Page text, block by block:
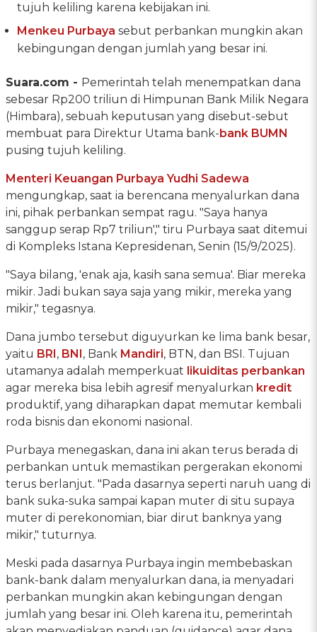
tujuh keliling karena kebijakan ini.
Menkeu Purbaya sebut perbankan mungkin akan
kebingungan dengan jumlah yang besar ini.
Suara.com - Pemerintah telah menempatkan dana
sebesar Rp200 triliun di Himpunan Bank Milik Negara
(Himbara), sebuah keputusan yang disebut-sebut
membuat para Direktur Utama bank-bank BUMN
pusing tujuh keliling.
Menteri Keuangan Purbaya Yudhi Sadewa
mengungkap, saat ia berencana menyalurkan dana
ini, pihak perbankan sempat ragu. "Saya hanya
sanggup serap Rp7 triliun'," tiru Purbaya saat ditemui
di Kompleks Istana Kepresidenan, Senin (15/9/2025).
"Saya bilang, 'enak aja, kasih sana semua'. Biar mereka
mikir. Jadi bukan saya saja yang mikir, mereka yang
mikir," tegasnya.
Dana jumbo tersebut diguyurkan ke lima bank besar,
yaitu BRI, BNI, Bank Mandiri, BTN, dan BSI. Tujuan
utamanya adalah memperkuat likuiditas perbankan
agar mereka bisa lebih agresif menyalurkan kredit
produktif, yang diharapkan dapat memutar kembali
roda bisnis dan ekonomi nasional.
Purbaya menegaskan, dana ini akan terus berada di
perbankan untuk memastikan pergerakan ekonomi
terus berlanjut. "Pada dasarnya seperti naruh uang di
bank suka-suka sampai kapan muter di situ supaya
muter di perekonomian, biar dirut banknya yang
mikir," tuturnya.
Meski pada dasarnya Purbaya ingin membebaskan
bank-bank dalam menyalurkan dana, ia menyadari
perbankan mungkin akan kebingungan dengan
jumlah yang besar ini. Oleh karena itu, pemerintah